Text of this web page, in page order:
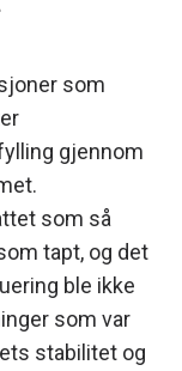
som
gjennom
som så
tapt, og det
ble ikke
som var
stabilitet og